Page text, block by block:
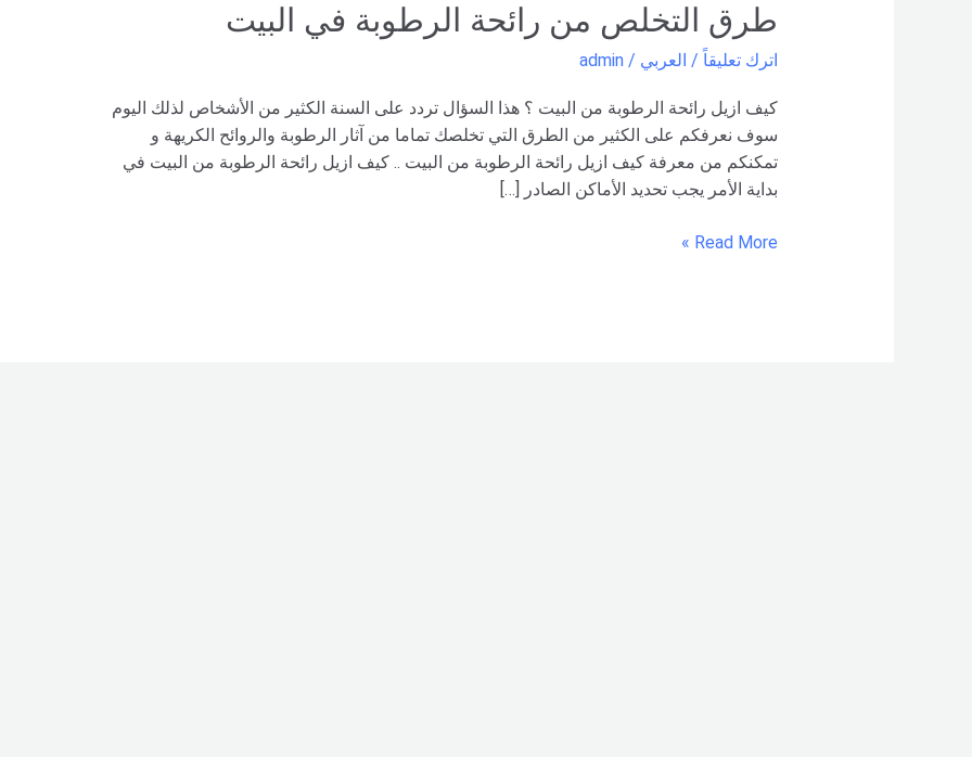
طرق التخلص من رائحة الرطوبة في البيت
اترك تعليقاً / العربي /
admin
كيف ازيل رائحة الرطوبة من البيت ؟ هذا السؤال تردد على السنة الكثير من الأشخاص لذلك اليوم
سوف نعرفكم على الكثير من الطرق التي تخلصك تماما من آثار الرطوبة والروائح الكريهة و
تمكنكم من معرفة كيف ازيل رائحة الرطوبة من البيت .. كيف ازيل رائحة الرطوبة من البيت في
بداية الأمر يجب تحديد الأماكن الصادر […]
طرق
التخلص
من
الرطوبة
في
البيت
Read More »